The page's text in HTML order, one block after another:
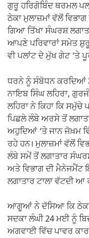
ਗੁਰੂ ਹਰਿਗੋਬਿੰਦ ਥਰਮਲ
ਠੇਕਾ ਮੁਲਾਜ਼ਮਾਂ ਵੱਲੋਂ
ਗਿਆ ਤਿੱਖਾ ਸੰਘਰਸ਼
ਆਪਣੇ ਪਰਿਵਾਰਾਂ ਸਮੇਤ
ਵੀ ਪਲਾਂਟ ਦੇ ਮੁੱਖ ਗੇਟ ‘ਤੇ
ਧਰਨੇ ਨੂੰ ਸੰਬੋਧਨ ਕਰਦਿਆਂ
ਨਾਇਬ ਸਿੰਘ ਲਹਿਰਾ,
ਲਹਿਰਾ ਨੇ ਕਿਹਾ ਕਿ
ਪਿਛਲੇ ਲੰਬੇ ਅਰਸੇ ਤੋਂ
ਅਹੁਦਿਆਂ ‘ਤੇ ਜਾਨ ਜੋਖ਼ਮ
ਰਹੇ ਹਨ। ਮੁਲਾਜ਼ਮਾਂ ਵੱਲੋਂ
ਲੰਬੇ ਸਮੇਂ ਤੋਂ ਲਗਾਤਾਰ
ਅਤੇ ਵਿਭਾਗ ਦੀ ਮੈਨੇਜਮੈਂਟ
ਲਗਾਤਾਰ ਟਾਲਾ ਵੱਟਦੀ ਆ
ਆਗੂਆਂ ਨੇ ਦੱਸਿਆ ਕਿ ਠੇਕਾ
ਸਦਕਾ ਲੰਘੀ 24 ਮਈ ਨੂੰ
ਅਗਵਾਈ ਵਿੱਚ ਪਾਵਰ